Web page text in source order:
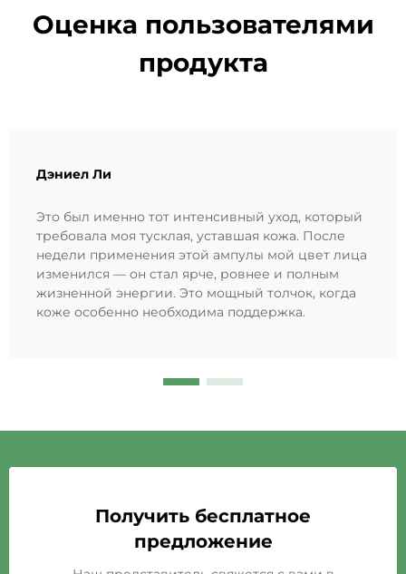
Оценка пользователями
продукта
Дэниел Ли
Это был именно тот интенсивный уход, который
требовала моя тусклая, уставшая кожа. После
недели применения этой ампулы мой цвет лица
изменился — он стал ярче, ровнее и полным
жизненной энергии. Это мощный толчок, когда
коже особенно необходима поддержка.
Получить бесплатное
предложение